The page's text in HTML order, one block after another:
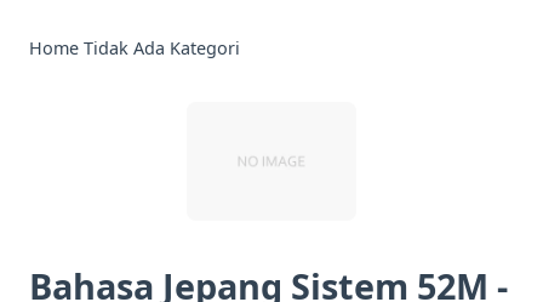
Home Tidak Ada Kategori
Bahasa Jepang Sistem 52M -